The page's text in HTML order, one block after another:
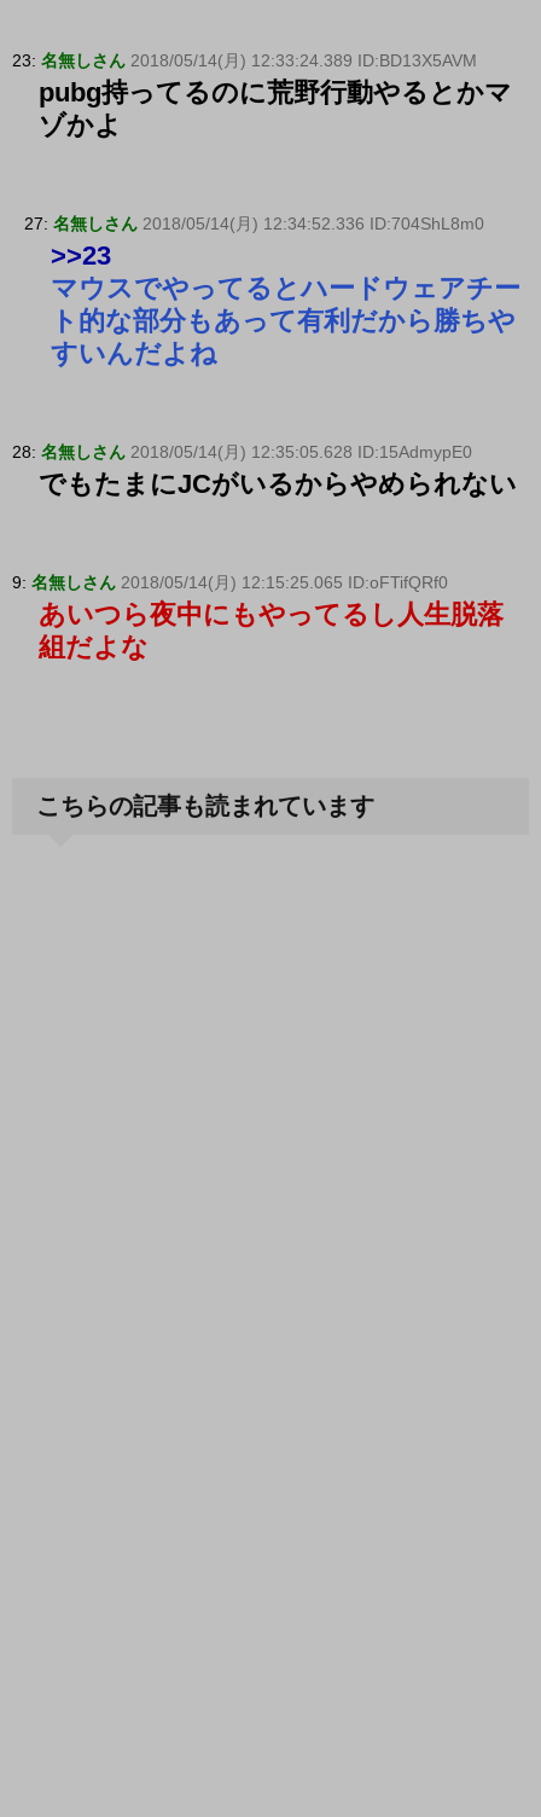
23: 名無しさん 2018/05/14(月) 12:33:24.389 ID:BD13X5AVM
pubg持ってるのに荒野行動やるとかマ
ゾかよ
27: 名無しさん 2018/05/14(月) 12:34:52.336 ID:704ShL8m0
>>23
マウスでやってるとハードウェアチー
ト的な部分もあって有利だから勝ちや
すいんだよね
28: 名無しさん 2018/05/14(月) 12:35:05.628 ID:15AdmypE0
でもたまにJCがいるからやめられない
9: 名無しさん 2018/05/14(月) 12:15:25.065 ID:oFTifQRf0
あいつら夜中にもやってるし人生脱落
組だよな
こちらの記事も読まれています